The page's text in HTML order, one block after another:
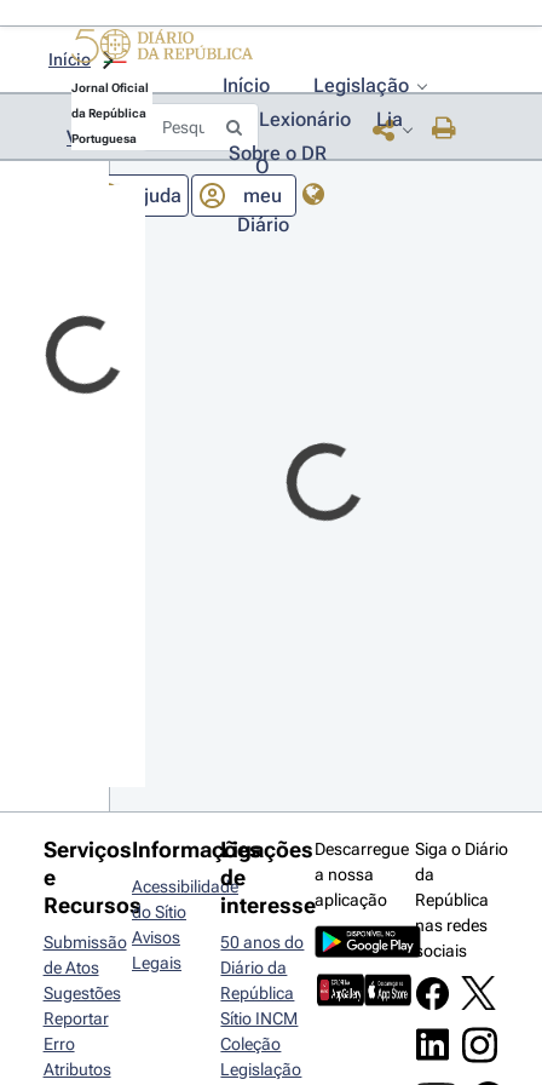
Jornal Oficial
da República
Portuguesa
Início
Legislação
Lexionário
Lia
Sobre o DR
Ajuda
O
meu
Diário
Início
Voltar
Serviços
e
Recursos
Submissão
de Atos
Sugestões
Reportar
Erro
Atributos
Informações
Acessibilidade
do Sítio
Avisos
Legais
Ligações
de
interesse
50 anos do
Diário da
República
Sítio INCM
Coleção
Legislação
Descarregue
a nossa
aplicação
Siga o Diário
da
República
nas redes
sociais